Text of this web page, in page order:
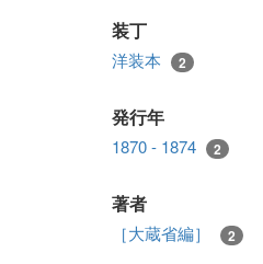
装丁
洋装本 2
発行年
1870 - 1874 2
著者
［大蔵省編］ 2